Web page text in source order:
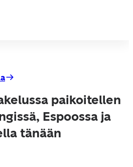
paikoitellen
Espoossa ja
tänään